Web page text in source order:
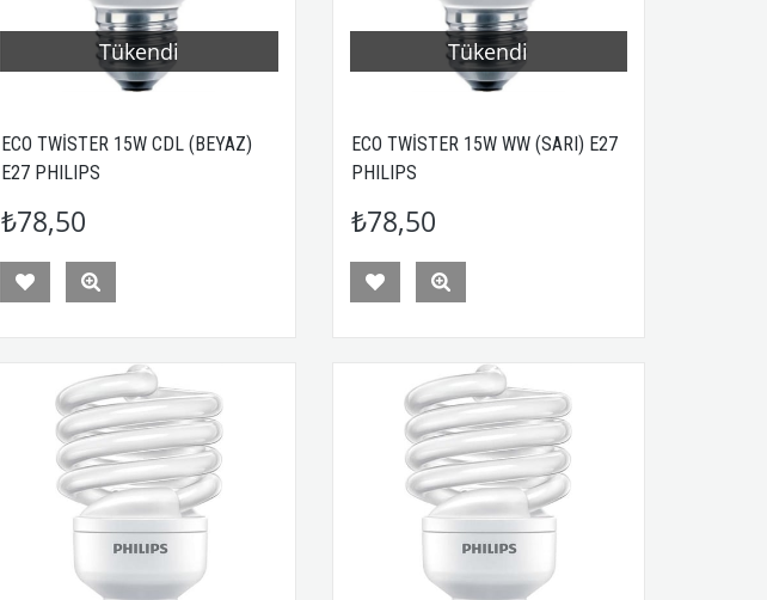
Tükendi
ECO TWİSTER 15W CDL (BEYAZ)
E27 PHILIPS
₺78,50
Tükendi
ECO TWİSTER 15W WW (SARI) E27
PHILIPS
₺78,50